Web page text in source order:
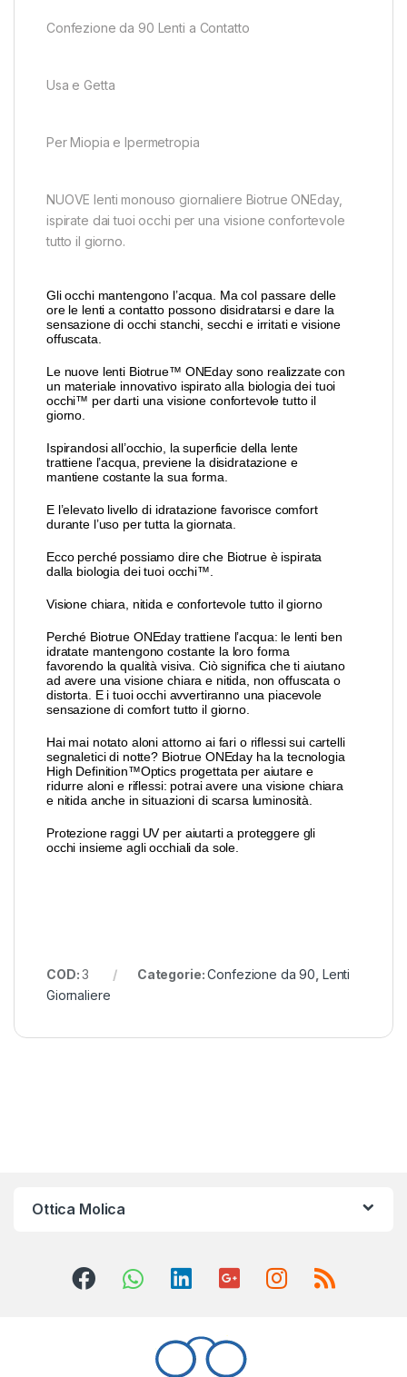
Confezione da 90 Lenti a Contatto
Usa e Getta
Per Miopia e Ipermetropia
NUOVE lenti monouso giornaliere Biotrue ONEday,
ispirate dai tuoi occhi per una visione confortevole
tutto il giorno.
Gli occhi mantengono l’acqua. Ma col passare delle
ore le lenti a contatto possono disidratarsi e dare la
sensazione di occhi stanchi, secchi e irritati e visione
offuscata.
Le nuove lenti Biotrue™ ONEday sono realizzate con
un materiale innovativo ispirato alla biologia dei tuoi
occhi™ per darti una visione confortevole tutto il
giorno.
Ispirandosi all’occhio, la superficie della lente
trattiene l’acqua, previene la disidratazione e
mantiene costante la sua forma.
E l’elevato livello di idratazione favorisce comfort
durante l’uso per tutta la giornata.
Ecco perché possiamo dire che Biotrue è ispirata
dalla biologia dei tuoi occhi™.
Visione chiara, nitida e confortevole tutto il giorno
Perché Biotrue ONEday trattiene l’acqua: le lenti ben
idratate mantengono costante la loro forma
favorendo la qualità visiva. Ciò significa che ti aiutano
ad avere una visione chiara e nitida, non offuscata o
distorta. E i tuoi occhi avvertiranno una piacevole
sensazione di comfort tutto il giorno.
Hai mai notato aloni attorno ai fari o riflessi sui cartelli
segnaletici di notte? Biotrue ONEday ha la tecnologia
High Definition™Optics progettata per aiutare e
ridurre aloni e riflessi: potrai avere una visione chiara
e nitida anche in situazioni di scarsa luminosità.
Protezione raggi UV per aiutarti a proteggere gli
occhi insieme agli occhiali da sole.
COD:3 Categorie:Confezione da 90 Lenti
Giornaliere
Ottica Molica